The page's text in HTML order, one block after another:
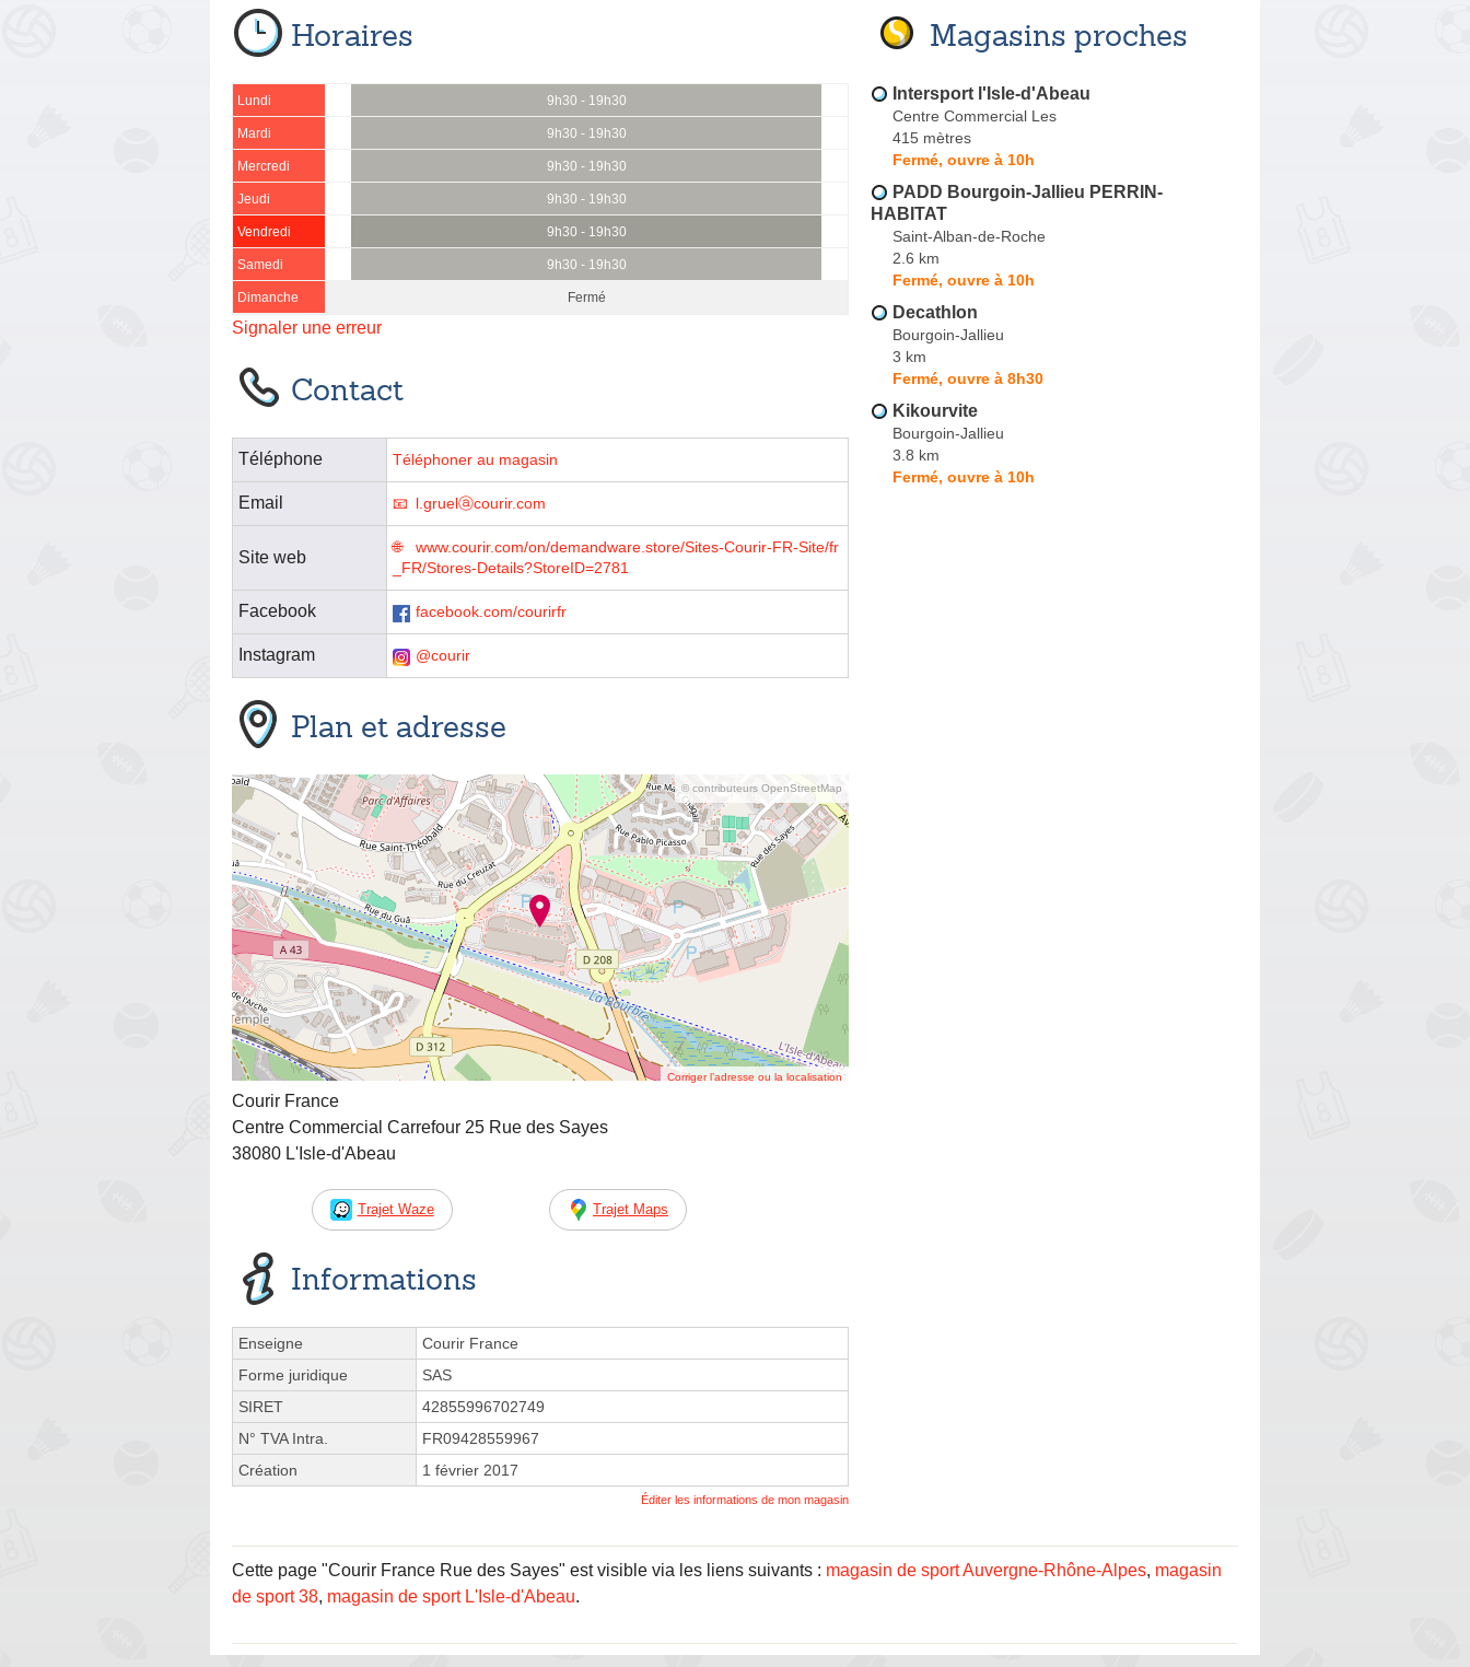
Horaires
Lundi 9h30 - 19h30
Mardi 9h30 - 19h30
Mercredi 9h30 - 19h30
Jeudi 9h30 - 19h30
Vendredi 9h30 - 19h30
Samedi 9h30 - 19h30
Dimanche Fermé
Signaler une erreur
Contact
Téléphone Téléphoner au magasin
Email l.gruelⓐcourir.com
Site web
www.courir.com/on/demandware.store/Sites-Courir-FR-Site/fr
_FR/Stores-Details?StoreID=2781
Facebook facebook.com/courirfr
Instagram @courir
Plan et adresse
© contributeurs OpenStreetMap
Corriger l’adresse ou la localisation
Courir France
Centre Commercial Carrefour 25 Rue des Sayes
38080 L'Isle-d'Abeau
Trajet Waze Trajet Maps
Informations
Enseigne
Courir France
Forme juridique
SAS
SIRET
42855996702749
N° TVA Intra.
FR09428559967
Création
1 février 2017
Éditer les informations de mon magasin
Magasins proches
Intersport l'Isle-d'Abeau
Centre Commercial Les
415 mètres
Fermé, ouvre à 10h
PADD Bourgoin-Jallieu PERRIN-
HABITAT
Saint-Alban-de-Roche
2.6 km
Fermé, ouvre à 10h
Decathlon
Bourgoin-Jallieu
3 km
Fermé, ouvre à 8h30
Kikourvite
Bourgoin-Jallieu
3.8 km
Fermé, ouvre à 10h
Cette page "Courir France Rue des Sayes" est visible via les liens suivants : magasin de sport Auvergne-Rhône-Alpes, magasin
de sport 38, magasin de sport L'Isle-d'Abeau.